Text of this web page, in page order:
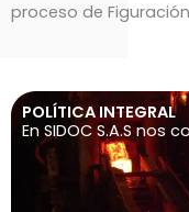
proceso de
POLÍTICA INTEGRAL
En SIDOC S.A.S